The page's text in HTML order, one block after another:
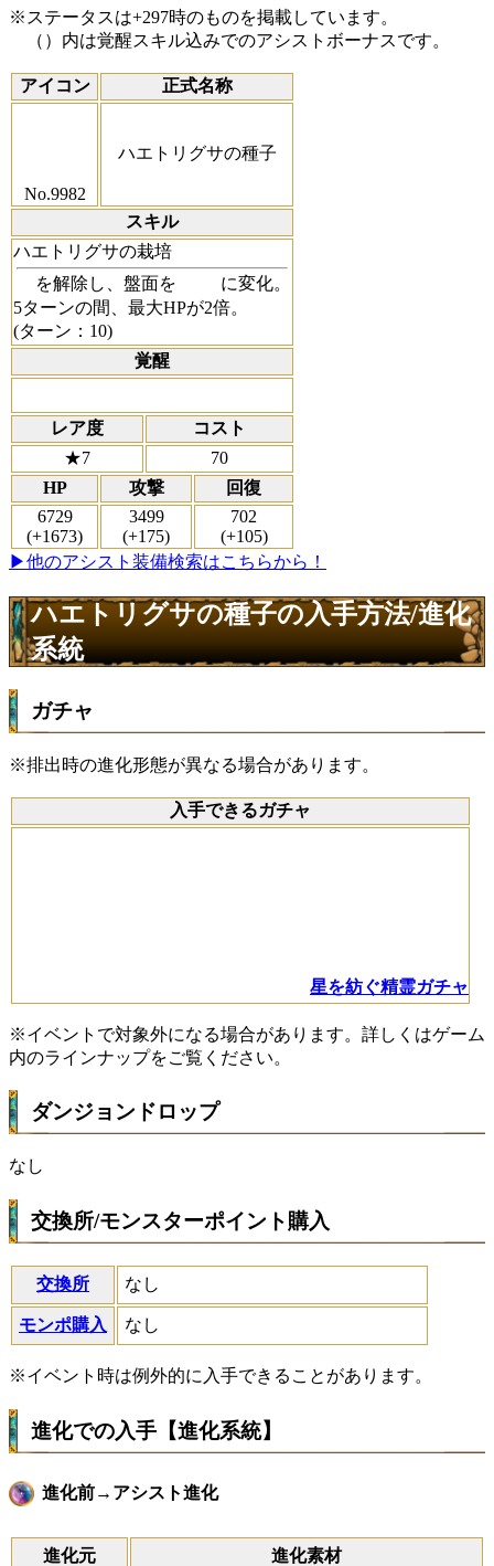
※ステータスは+297時のものを掲載しています。
（）内は覚醒スキル込みでのアシストボーナスです。
アイコン 正式名称
No.9982
ハエトリグサの種子
スキル
ハエトリグサの栽培
を解除し、盤面を
に変化。
5ターンの間、最大HPが2倍。
(ターン：10)
覚醒
レア度
コスト
★7
70
HP
攻撃
回復
6729
(+1673)
3499
(+175)
702
(+105)
▶他のアシスト装備検索はこちらから！
ハエトリグサの種子の入手方法/進化
系統
ガチャ
※排出時の進化形態が異なる場合があります。
入手できるガチャ
星を紡ぐ精霊ガチャ
※イベントで対象外になる場合があります。詳しくはゲーム
内のラインナップをご覧ください。
ダンジョンドロップ
なし
交換所/モンスターポイント購入
交換所 なし
モンポ購入 なし
※イベント時は例外的に入手できることがあります。
進化での入手【進化系統】
進化前→アシスト進化
進化元 進化素材